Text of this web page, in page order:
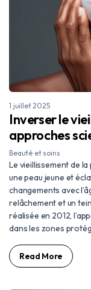
1 juillet 2025
Inverser le
approches
Beauté et soins
Le vieillissement de
une peau jeune et
changements avec
relâchement et un
réalisée en 2012,
dans les zones
Read More